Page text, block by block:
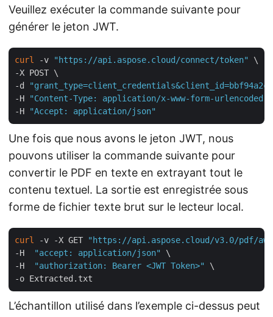
Veuillez exécuter la commande suivante pour
générer le jeton JWT.
curl -v "https://api.aspose.cloud/connect/token"
\
-X POST \
-d
"grant_type=client_credentials&client_id=bbf94a2c-
-H
"Content-Type: application/x-www-form-urlencoded"
-H
"Accept: application/json"
Une fois que nous avons le jeton JWT, nous
pouvons utiliser la commande suivante pour
convertir le PDF en texte en extrayant tout le
contenu textuel. La sortie est enregistrée sous
forme de fichier texte brut sur le lecteur local.
curl -v -X GET
"https://api.aspose.cloud/v3.0/pdf/
-H
"accept: application/json"
\
-H
"authorization: Bearer <JWT Token>"
\
L’échantillon utilisé dans l’exemple ci-dessus peut